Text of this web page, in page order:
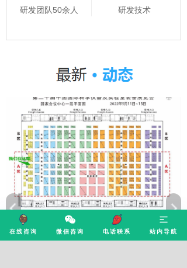
研发团队50余人 研发技术
康源泰博与您相约北京
2023/04/12
在线咨询 微信咨询 电话联系 站内导航